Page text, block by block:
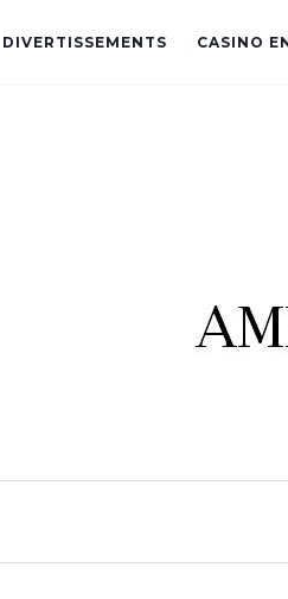
DIVERTISSEMENTS CASINO